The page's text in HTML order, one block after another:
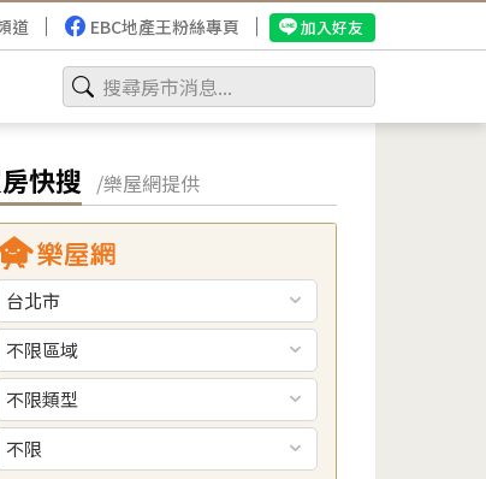
道 EBC地產王粉絲專頁 加入好友
快搜 /樂屋網提供